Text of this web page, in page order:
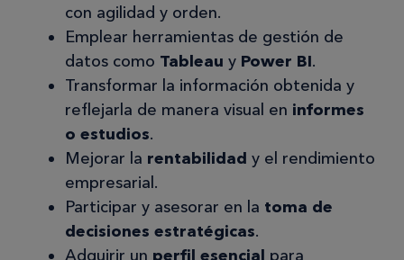
con agilidad y orden.
Emplear herramientas de gestión de
datos como Tableau y Power BI.
Transformar la información obtenida y
reflejarla de manera visual en informes
o estudios.
Mejorar la rentabilidad y el rendimiento
empresarial.
Participar y asesorar en la toma de
decisiones estratégicas.
Adquirir un perfil esencial para